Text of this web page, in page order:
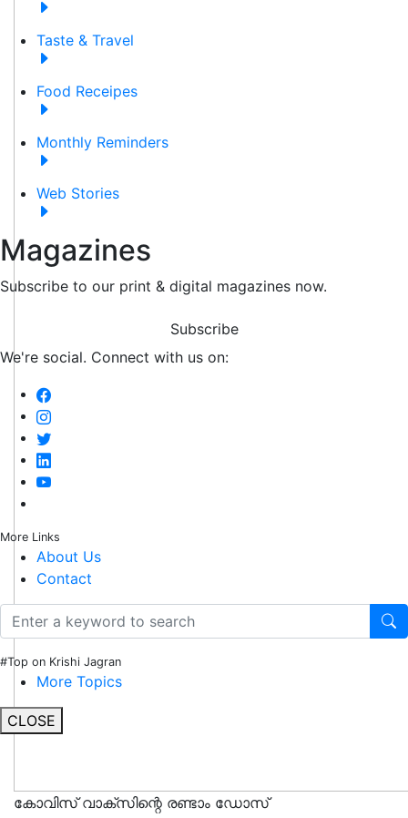
Taste & Travel
Food Receipes
Monthly Reminders
Web Stories
Magazines
Subscribe to our print & digital magazines now.
Subscribe
We're social. Connect with us on:
More Links
About Us
Contact
#Top on Krishi Jagran
More Topics
CLOSE
കോവിസ് വാക്സിന്റെ രണ്ടാം ഡോസ്